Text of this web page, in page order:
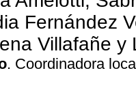
Fernández
Villafañe y
. Coordinadora